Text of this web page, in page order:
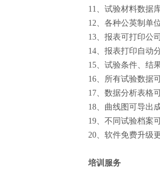
11、试验材料数据
12、各种公英制单
13、报表可打印公
14、报表打印自动
15、试验条件、结
16、所有试验数据
17、数据分析表格
18、曲线图可导出
19、不同试验档案
20、软件免费升级
培训服务